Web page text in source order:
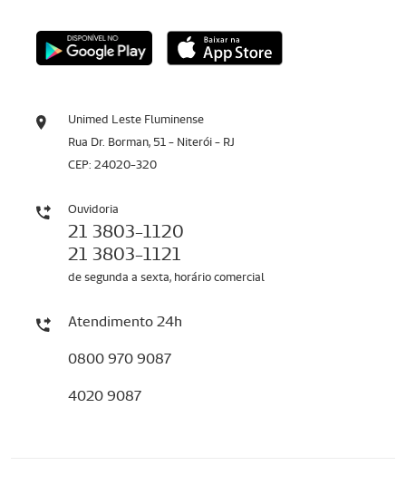
Unimed Leste Fluminense
Rua Dr. Borman, 51 - Niterói - RJ
CEP: 24020-320
Ouvidoria
21 3803-1120
21 3803-1121
de segunda a sexta, horário comercial
Atendimento 24h
0800 970 9087
4020 9087